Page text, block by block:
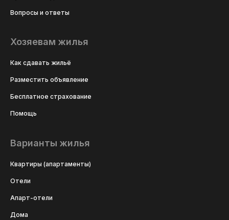
Вопросы и ответы
Хозяевам жилья
Как сдавать жильё
Разместить объявление
Бесплатное страхование
Помощь
Варианты жилья
Квартиры (апартаменты)
Отели
Апарт-отели
Дома